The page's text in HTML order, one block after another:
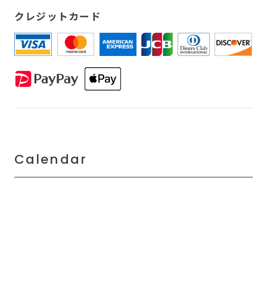
クレジットカード
Calendar